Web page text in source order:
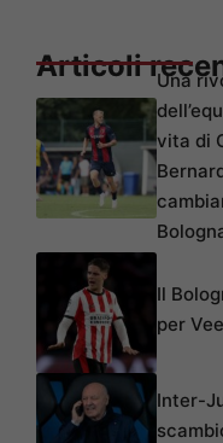
Articoli
Una
vita di
Il
per
Inter-